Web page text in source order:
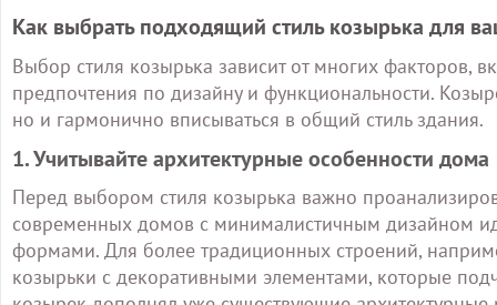
Как выбрать подходящий стиль козырька для
Выбор стиля козырька зависит от многих факторов,
предпочтения по дизайну и функциональности.
но и гармонично вписываться в общий стиль здания.
1. Учитывайте архитектурные особенности дома
Перед выбором стиля козырька важно
современных домов с минималистичным дизайном
формами. Для более традиционных строений,
козырьки с декоративными элементами, которые